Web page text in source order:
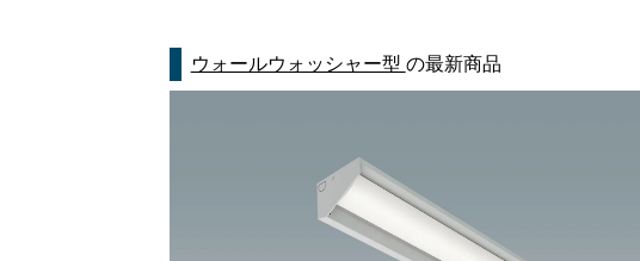
ウォールウォッシャー型 の最新商品